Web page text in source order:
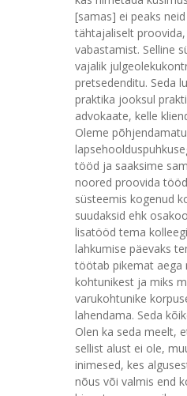
[samas] ei peaks
tähtajaliselt
vabastamist. Selline
vajalik
pretsedenditu. Seda
praktika jooksul
advokaate, kelle
Oleme
tööd ja saaksime
noored proovida
süsteemis kogenud
suudaksid ehk
lisatööd tema
lahkumise päevaks
töötab pikemat aega
kohtunikest ja miks
varukohtunike
lahendama. Seda
Olen ka seda meelt,
sellist alust ei ole,
inimesed, kes
nõus või valmis end